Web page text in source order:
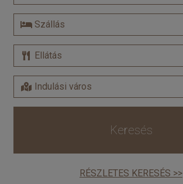
Keresés
RÉSZLETES KERESÉS >>